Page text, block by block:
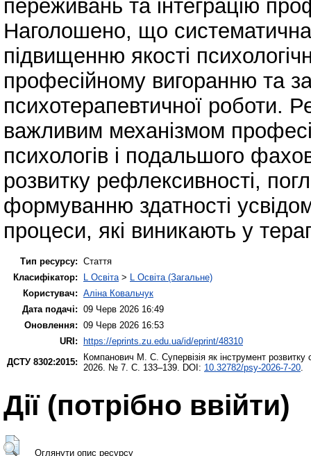
переживань та інтеграцію
Наголошено, що систематична
підвищенню якості
професійному вигоранню та
психотерапевтичної роботи.
важливим механізмом
психологів і подальшого
розвитку рефлексивності,
формуванню здатності
процеси, які виникають у
Тип ресурсу: Стаття
Класифікатор:
L Освіта > L Освіта (Загальне)
Користувач: Аліна Ковальчук
Дата подачі: 09 Черв 2026 16:49
Оновлення: 09 Черв 2026 16:53
URI: https://eprints.zu.edu.ua/id/eprint/48310
ДСТУ 8302:2015:
Компанович М. С. Супервізія як інструмент
2026. № 7. С. 133–139. DOI: 10.32782/psy-2026-7-20
Дії ​​(потрібно ввійти)
Оглянути опис ресурсу